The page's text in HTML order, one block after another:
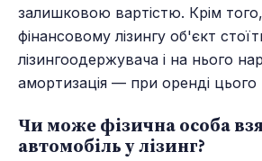
залишковою вартістю. Крім
фінансовому лізингу об'єкт
лізингоодержувача і на нього
амортизація — при оренді цього
Чи може фізична особа
автомобіль у лізинг?